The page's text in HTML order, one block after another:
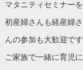
マタニティセミナー
初産婦さんも経産婦
んの参加も大歓迎で
ご家族で一緒に育児